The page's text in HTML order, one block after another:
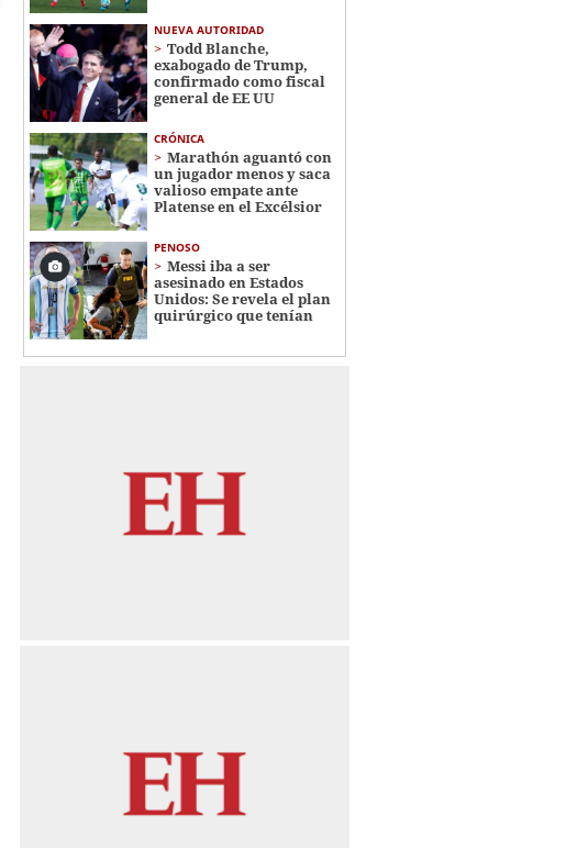
NUEVA AUTORIDAD
Todd Blanche,
exabogado de Trump,
confirmado como fiscal
general de EE UU
CRÓNICA
Marathón aguantó con
un jugador menos y saca
valioso empate ante
Platense en el Excélsior
PENOSO
Messi iba a ser
asesinado en Estados
Unidos: Se revela el plan
quirúrgico que tenían